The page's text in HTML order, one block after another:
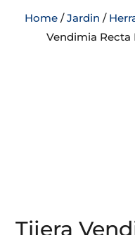
Home/Jardin /
Vendimia Recta
Tijera